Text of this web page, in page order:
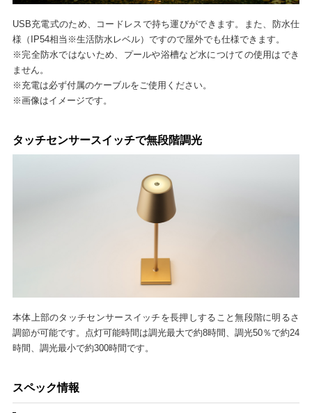
USB充電式のため、コードレスで持ち運びができます。また、防水仕
様（IP54相当※生活防水レベル）ですので屋外でも仕様できます。
※完全防水ではないため、プールや浴槽など水につけての使用はでき
ません。
※充電は必ず付属のケーブルをご使用ください。
※画像はイメージです。
タッチセンサースイッチで無段階調光
本体上部のタッチセンサースイッチを長押しすること無段階に明るさ
調節が可能です。点灯可能時間は調光最大で約8時間、調光50％で約24
時間、調光最小で約300時間です。
スペック情報